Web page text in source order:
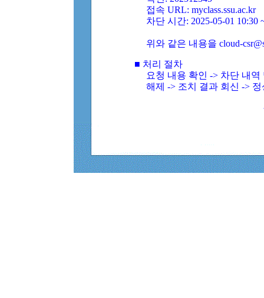
접속 URL: myclass.ssu.ac.kr
차단 시간: 2025-05-01 10:30
위와 같은 내용을 cloud-
■ 처리 절차
요청 내용 확인 -> 차단 내
해제 -> 조치 결과 회신 ->